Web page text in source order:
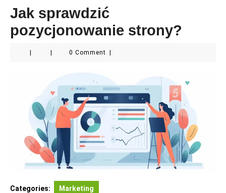
Jak sprawdzić
pozycjonowanie strony?
0 Comment
Categories: Marketing